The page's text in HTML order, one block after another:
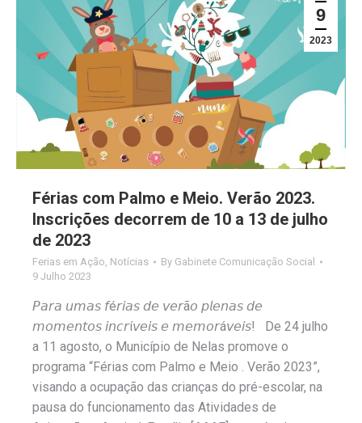
9
2023
Férias com Palmo e Meio. Verão 2023.
Inscrições decorrem de 10 a 13 de julho
de 2023
Ferias em Ação Notícias By Gabinete Comunicação Social
9 Julho 2023
𝘗𝘢𝘳𝘢 𝘶𝘮𝘢𝘴 𝘧é𝘳𝘪𝘢𝘴 𝘥𝘦 𝘷𝘦𝘳ã𝘰 𝘱𝘭𝘦𝘯𝘢𝘴 𝘥𝘦
𝘮𝘰𝘮𝘦𝘯𝘵𝘰𝘴 𝘪𝘯𝘤𝘳í𝘷𝘦𝘪𝘴 𝘦 𝘮𝘦𝘮𝘰𝘳á𝘷𝘦𝘪𝘴! De 24 julho
a 11 agosto, o Município de Nelas promove o
programa “Férias com Palmo e Meio . Verão 2023”,
visando a ocupação das crianças do pré-escolar, na
pausa do funcionamento das Atividades de